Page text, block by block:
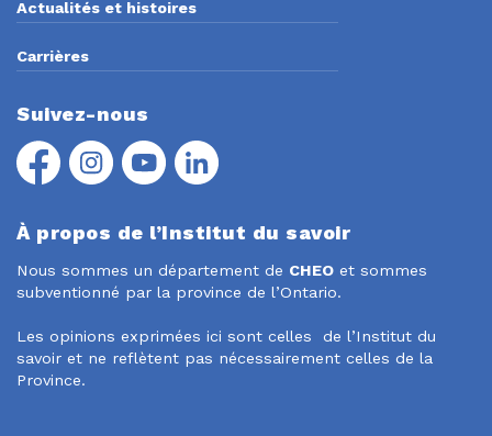
Actualités et histoires
Carrières
Suivez-nous
FacebookInstagramYouTubeLinkedIn
À propos de l’Institut du savoir
Nous sommes un département de CHEO et sommes
subventionné par la province de l’Ontario.
Les opinions exprimées ici sont celles de l’Institut du
savoir et ne reflètent pas nécessairement celles de la
Province.